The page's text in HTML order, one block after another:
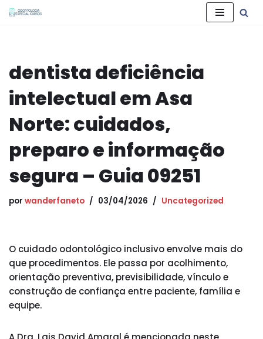
conteúdo
dentista deficiência
intelectual em Asa
Norte: cuidados,
preparo e informação
segura – Guia 09251
por wanderfaneto 03/04/2026 Uncategorized
O cuidado odontológico inclusivo envolve mais do
que procedimentos. Ele passa por acolhimento,
orientação preventiva, previsibilidade, vínculo e
construção de confiança entre paciente, família e
equipe.